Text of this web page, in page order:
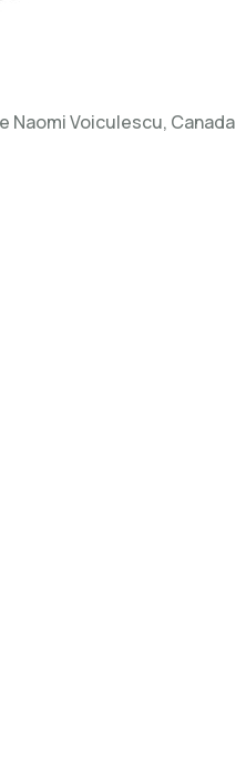
Naomi Voiculescu, Canada